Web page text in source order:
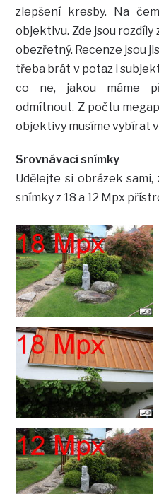
zlepšení kresby. Na
objektivu. Zde jsou rozdíly
obezřetný. Recenze jsou
třeba brát v potaz i
co ne, jakou máme
odmítnout. Z počtu
objektivy musíme vybírat
Srovnávací snímky
Udělejte si obrázek
snímky z 18 a 12 Mpx